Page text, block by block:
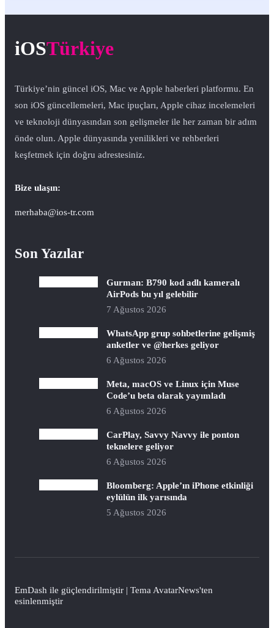
iOSTürkiye
Türkiye’nin güncel iOS, Mac ve Apple haberleri platformu. En
son iOS güncellemeleri, Mac ipuçları, Apple cihaz incelemeleri
ve teknoloji dünyasından son gelişmeler ile her zaman bir adım
önde olun. Apple dünyasında yenilikleri ve rehberleri
keşfetmek için doğru adrestesiniz.
Bize ulaşın:
merhaba@ios-tr.com
Son Yazılar
Gurman: B790 kod adlı kameralı
AirPods bu yıl gelebilir
7 Ağustos 2026
WhatsApp grup sohbetlerine gelişmiş
anketler ve @herkes geliyor
6 Ağustos 2026
Meta, macOS ve Linux için Muse
Code’u beta olarak yayımladı
6 Ağustos 2026
CarPlay, Savvy Navvy ile ponton
teknelere geliyor
6 Ağustos 2026
Bloomberg: Apple’ın iPhone etkinliği
eylülün ilk yarısında
5 Ağustos 2026
EmDash ile güçlendirilmiştir | Tema AvatarNews'ten
esinlenmiştir